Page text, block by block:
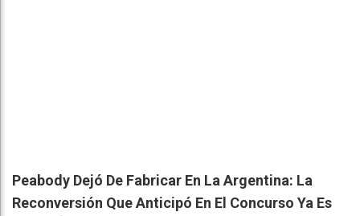
Peabody Dejó De Fabricar En La Argentina: La
Reconversión Que Anticipó En El Concurso Ya Es